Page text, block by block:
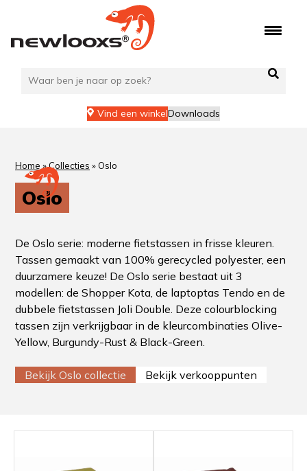
Vind een winkelDownloads
Home »Collecties » Oslo
Oslo
De Oslo serie: moderne fietstassen in frisse kleuren.
Tassen gemaakt van 100% gerecycled polyester, een
duurzamere keuze! De Oslo serie bestaat uit 3
modellen: de Shopper Kota, de laptoptas Tendo en de
dubbele fietstassen Joli Double. Deze colourblocking
tassen zijn verkrijgbaar in de kleurcombinaties Olive-
Yellow, Burgundy-Rust & Black-Green.
Bekijk Oslo collectie Bekijk verkooppunten